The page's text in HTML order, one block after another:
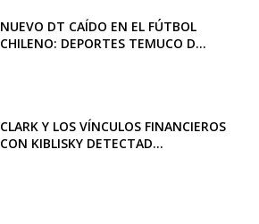
NUEVO DT CAÍDO EN EL FÚTBOL
CHILENO: DEPORTES TEMUCO D...
CLARK Y LOS VÍNCULOS FINANCIEROS
CON KIBLISKY DETECTAD...